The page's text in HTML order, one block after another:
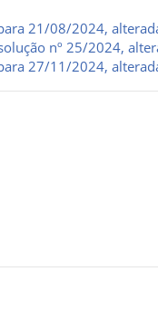
21/08/2024,
nº 25/2024,
27/11/2024,